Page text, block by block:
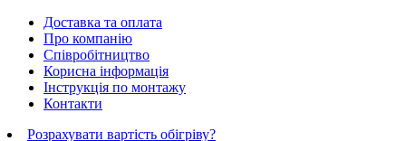
Доставка та оплата
Про компанію
Співробітництво
Корисна інформація
Інструкція по монтажу
Контакти
Розрахувати вартість обігріву?